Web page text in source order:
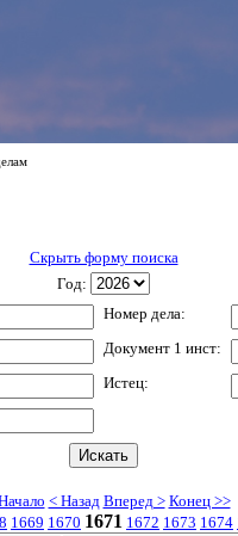
Скрыть форму поиска
Год:
Номер дела:
Документ 1 инст:
Истец:
< Назад Вперед > Конец >>
1669 1670 1671 1672 1673 1674